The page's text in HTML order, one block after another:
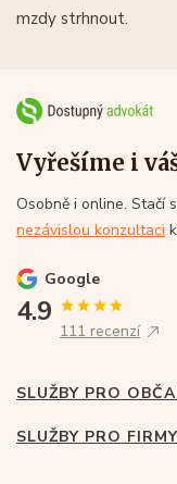
mzdy strhnout.
Vyřešíme i
Osobně i online. Stačí
nezávislou konzultaci
Google
4.9
111 recenzí
SLUŽBY PRO
SLUŽBY PRO FIRMY